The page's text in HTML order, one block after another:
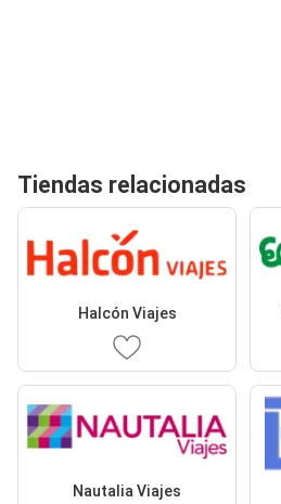
Tiendas relacionadas
Halcón Viajes
Nautalia Viajes